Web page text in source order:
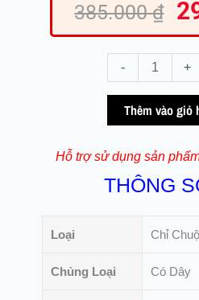
385.000₫
là:
-
Chơi
Game
-
Việc
E-
+
Thêm vào giỏ
Hỗ trợ sử dụng sản
THÔNG
Loại Chỉ
Chủng Loại Có Dây